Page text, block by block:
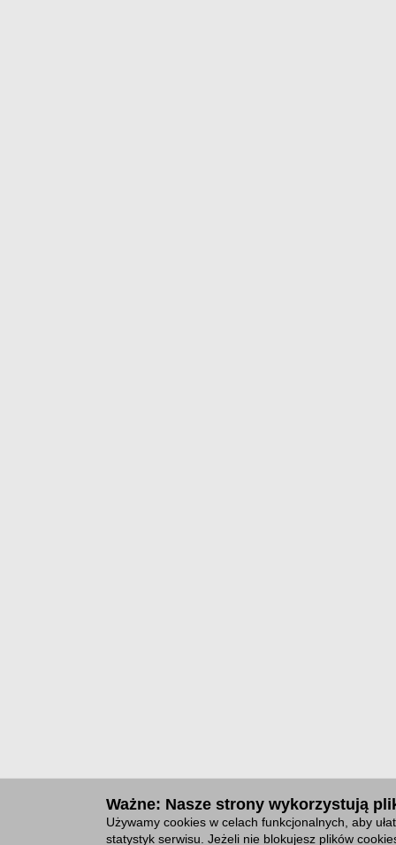
Ważne: Nasze strony wykorzystują
Używamy cookies w celach funkcjonalnych, aby
statystyk serwisu. Jeżeli nie blokujesz plików